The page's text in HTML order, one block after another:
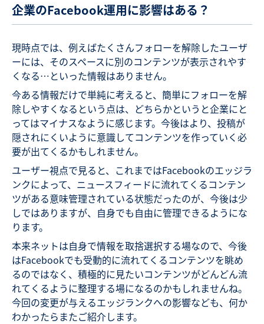
企業のFacebook運用に影響はある？
現時点では、例えばたくさんフォローを解除したユーザ
ーには、そのスペースに別のコンテンツが表示されやす
くなる…といった情報はありません。
今ある情報だけで単純に考えると、簡単にフォローを解
除しやすくなるという点は、どちらかというと企業にと
ってはマイナスなように感じます。今後はより、投稿が
隠されにくいように意識してコンテンツを作っていく必
要が出てくるかもしれません。
ユーザー視点で見ると、これまではFacebookのエッジラ
ンクによって、ニュースフィードに流れてくるコンテン
ツがある意味管理されている状態だったのが、今後は少
しではありますが、自身でも自由に管理できるようにな
ります。
本来ネットは自身で情報を取捨選択する場なので、今後
はFacebookでも受動的に流れてくるコンテンツを眺め
るのではなく、積極的に見たいコンテンツがどんどん流
れてくるように整理する場になるのかもしれませんね。
今回の変更が与えるエッジランクへの影響なども、何か
わかったらまたご紹介します。